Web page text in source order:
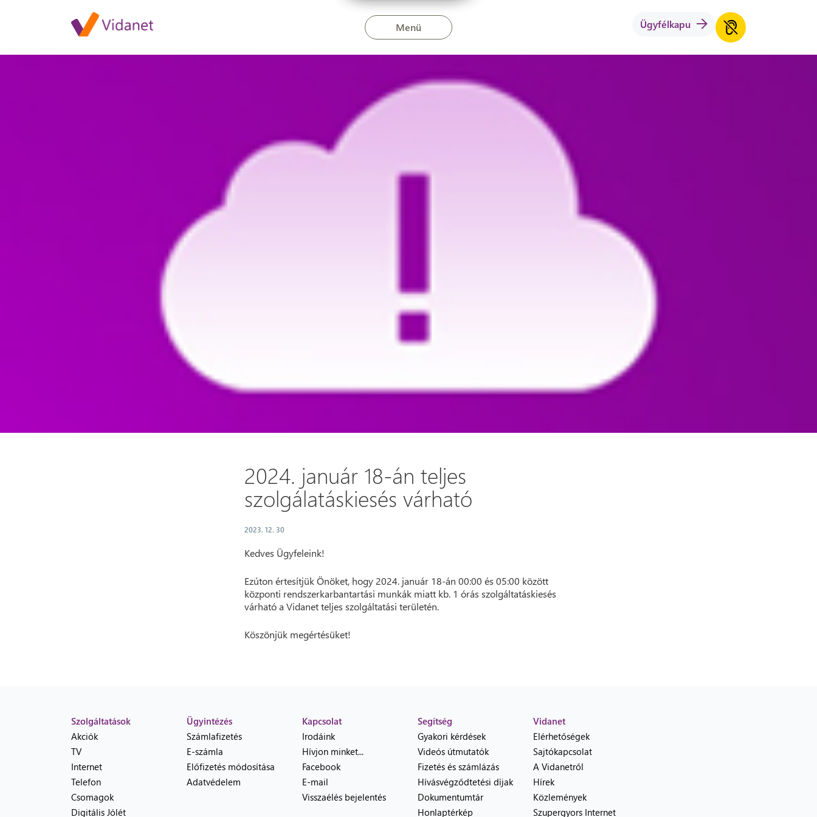
Menü Ügyfélkapu
2024. január 18-án teljes szolgálatáskiesés várható
2024. január 18-án teljes
szolgálatáskiesés várható
2023. 12. 30
Kedves Ügyfeleink!
Ezúton értesítjük Önöket, hogy 2024. január 18-án 00:00 és 05:00 között
központi rendszerkarbantartási munkák miatt kb. 1 órás szolgáltatáskiesés
várható a Vidanet teljes szolgáltatási területén.
Köszönjük megértésüket!
Szolgáltatások
Akciók
TV
Internet
Telefon
Csomagok
Digitális Jólét
Ügyintézés
Számlafizetés
E-számla
Előfizetés módosítása
Adatvédelem
Kapcsolat
Irodáink
Hívjon minket...
Facebook
E-mail
Visszaélés bejelentés
Segítség
Gyakori kérdések
Videós útmutatók
Fizetés és számlázás
Hívásvégződtetési díjak
Dokumentumtár
Honlaptérkép
Vidanet
Elérhetőségek
Sajtókapcsolat
A Vidanetről
Hírek
Közlemények
Szupergyors Internet